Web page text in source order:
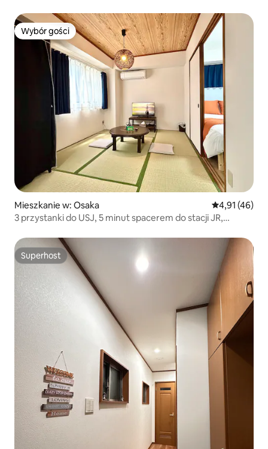
Wybór gości
Wybór gości
Mieszkanie w: Osaka Średnia
4,91 (46)
3 przystanki do USJ, 5 minut spacerem do stacji JR,
Superhost
Superhost